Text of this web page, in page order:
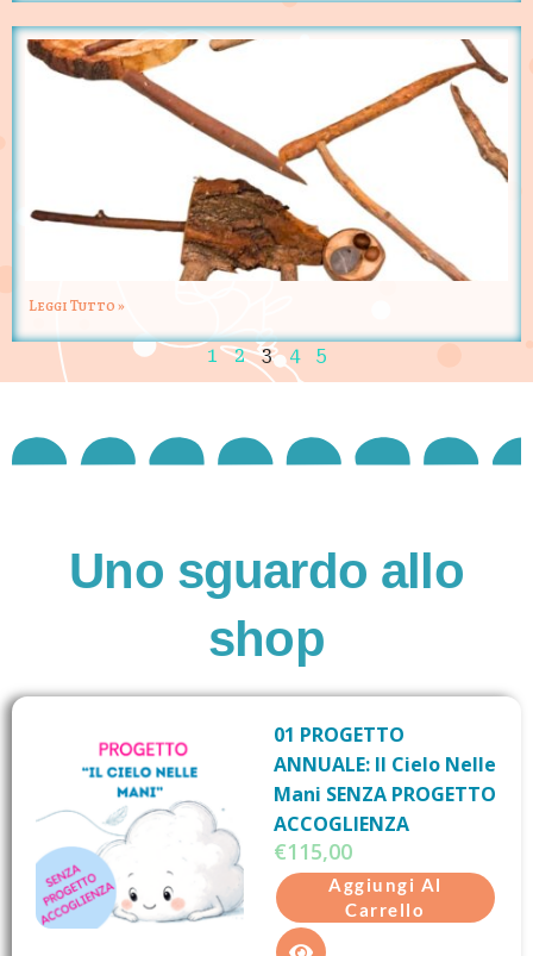
Leggi Tutto »
1 2 3 4 5
Uno sguardo allo
shop
01 PROGETTO
ANNUALE: Il Cielo Nelle
Mani SENZA PROGETTO
ACCOGLIENZA
€115,00
Aggiungi Al
Carrello